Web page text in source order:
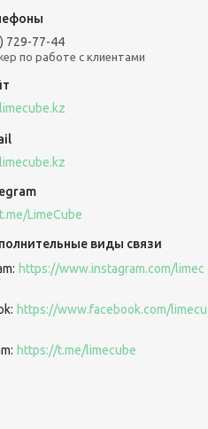
729-77-44
по работе с клиентами
LimeCube
https://www.instagram.com/limec
https://www.facebook.com/limecu
https://t.me/limecube